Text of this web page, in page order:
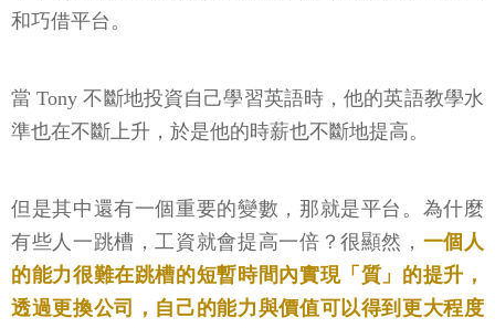
和巧借平台。
當 Tony 不斷地投資自己學習英語時，他的英語教學水
準也在不斷上升，於是他的時薪也不斷地提高。
但是其中還有一個重要的變數，那就是平台。為什麼
有些人一跳槽，工資就會提高一倍？很顯然， 一個人
的能力很難在跳槽的短暫時間內實現「質」的提升，
透過更換公司，自己的能力與價值可以得到更大程度